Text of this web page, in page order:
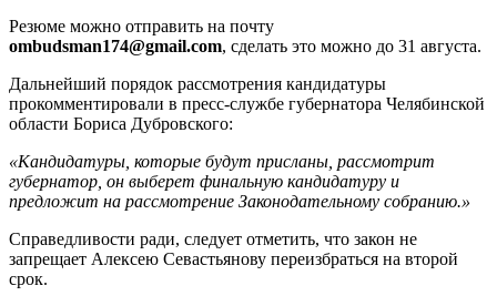
Резюме можно отправить на почту
ombudsman174@gmail.com, сделать это можно до 31 августа.
Дальнейший порядок рассмотрения кандидатуры
прокомментировали в пресс-службе губернатора Челябинской
области Бориса Дубровского:
«Кандидатуры, которые будут присланы, рассмотрит
губернатор, он выберет финальную кандидатуру и
предложит на рассмотрение Законодательному собранию.»
Справедливости ради, следует отметить, что закон не
запрещает Алексею Севастьянову переизбраться на второй
срок.